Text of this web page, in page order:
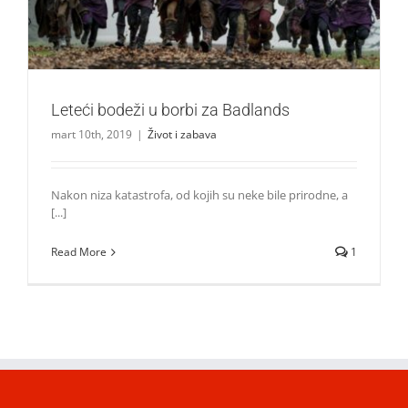
Leteći bodeži u borbi za Badlands
mart 10th, 2019 | Život i zabava
Nakon niza katastrofa, od kojih su neke bile prirodne, a
[...]
Read More 1